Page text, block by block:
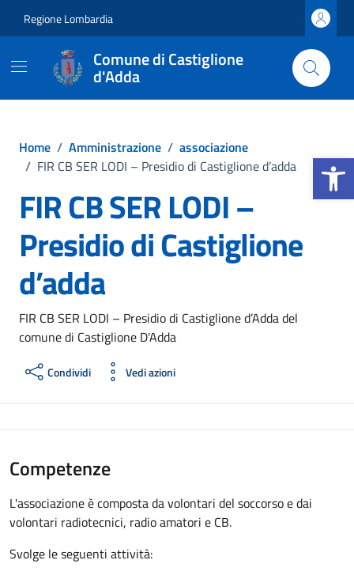
Apri la
Regione Lombardia
Comune di Castiglione
d'Adda
Home / Amministrazione / associazione
/ FIR CB SER LODI – Presidio di Castiglione d’adda
FIR CB SER LODI –
Presidio di Castiglione
d’adda
FIR CB SER LODI – Presidio di Castiglione d’Adda del
comune di Castiglione D'Adda
Condividi Vedi azioni
Competenze
L'associazione è composta da volontari del soccorso e dai
volontari radiotecnici, radio amatori e CB.
Svolge le seguenti attività: